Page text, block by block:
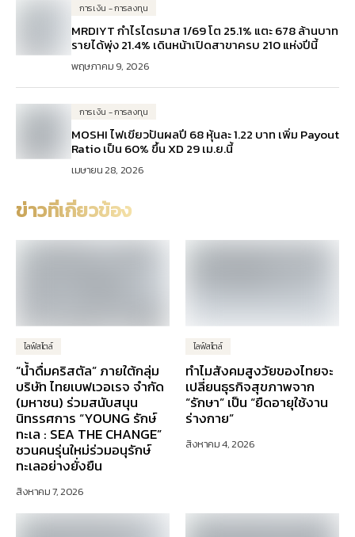
การเงิน - การลงทุน
MRDIYT กำไรไตรมาส 1/69 โต 25.1% แตะ 678 ล้านบาท
รายได้พุ่ง 21.4% เดินหน้าเปิดสาขาครบ 210 แห่งปีนี้
พฤษภาคม 9, 2026
การเงิน - การลงทุน
MOSHI ไฟเขียวปันผลปี 68 หุ้นละ 1.22 บาท เพิ่ม Payout
Ratio เป็น 60% ขึ้น XD 29 เม.ย.นี้
เมษายน 28, 2026
ข่าวที่เกี่ยวข้อง
ไลฟ์สไตล์
“น้ำดื่มคริสตัล” ภายใต้กลุ่ม
บริษัท ไทยเบฟเวอเรจ จำกัด
(มหาชน) ร่วมสนับสนุน
นิทรรศการ “YOUNG รักษ์
ทะเล : SEA THE CHANGE”
ชวนคนรุ่นใหม่ร่วมอนุรักษ์
ทะเลอย่างยั่งยืน
สิงหาคม 7, 2026
ไลฟ์สไตล์
ทำไมสังคมสูงวัยของไทยจะ
เปลี่ยนธุรกิจสุขภาพจาก
“รักษา” เป็น “ยืดอายุใช้งาน
ร่างกาย”
สิงหาคม 4, 2026